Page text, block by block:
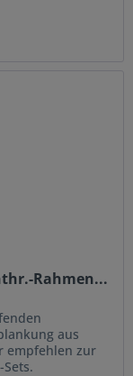
Rahmen...
aus
empfehlen zur